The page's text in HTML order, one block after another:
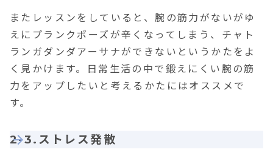
またレッスンをしていると、腕の筋力がないがゆ
えにプランクポーズが辛くなってしまう、チャト
ランガダンダアーサナができないというかたをよ
く見かけます。日常生活の中で鍛えにくい腕の筋
力をアップしたいと考えるかたにはオススメで
す。
2-3.ストレス発散